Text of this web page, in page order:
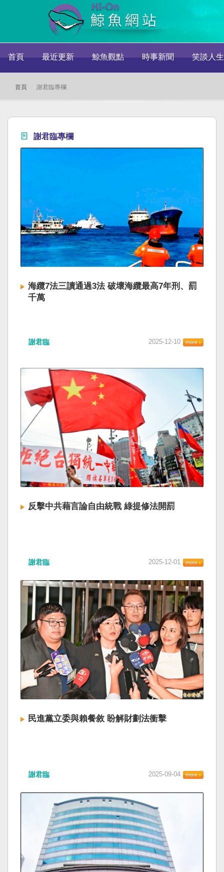
首頁 最近更新 鯨魚觀點 時事新聞 笑談人生
首頁 謝君臨專欄
謝君臨專欄
海纜7法三讀通過3法 破壞海纜最高7年刑、罰
千萬
謝君臨 2025-12-10
反擊中共藉言論自由統戰 綠提修法開罰
謝君臨 2025-12-01
民進黨立委與賴餐敘 盼解財劃法衝擊
謝君臨 2025-09-04